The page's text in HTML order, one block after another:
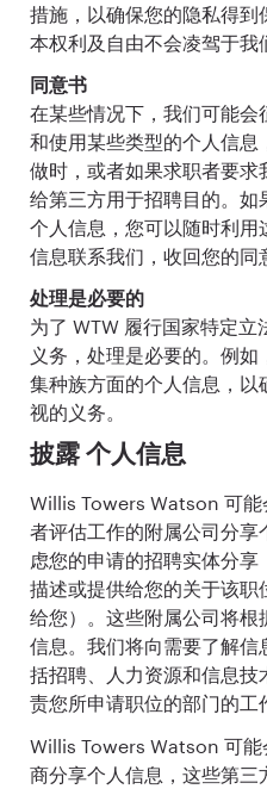
措施，以确保您的隐私得
本权利及自由不会凌驾于我
同意书
在某些情况下，我们可能
和使用某些类型的个人信
做时，或者如果求职者要
给第三方用于招聘目的。
个人信息，您可以随时利
信息联系我们，收回您的同
处理是必要的
为了 WTW 履行国家特定
义务，处理是必要的。例
集种族方面的个人信息，
视的义务。
披露 个人信息
Willis Towers Watson 可
者评估工作的附属公司分
虑您的申请的招聘实体分
描述或提供给您的关于该
给您）。这些附属公司将根
信息。我们将向需要了解
括招聘、人力资源和信息技
责您所申请职位的部门的工
Willis Towers Watson 可
商分享个人信息，这些第三